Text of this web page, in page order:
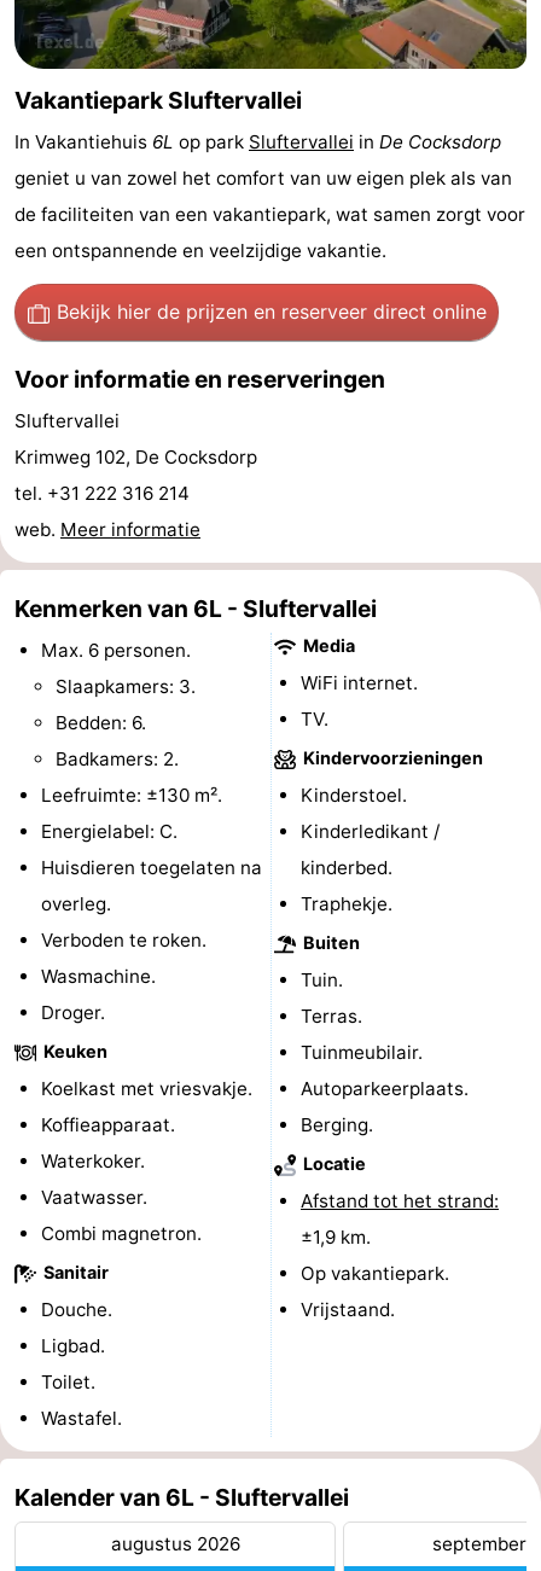
en
Zeezicht
Strandhuys
-
Strandplevier
Bed
(&
breakfasts)
Campings
Hotels
Vakantiehuizen
-
Eibernest
't
Hoogelandt
-
Beach
Park
Texel
-
Buytenveldt
-
De
-
Texel
Kustpark
Strandhuys
-
Villapark
Residentie
Villapark
Last
Zien
&
doen
Bezienswaardigheden
-
Musea
Monumenten
-
Kerken
-
Molens
-
Uitkijkpunten
Attracties
-
Rondvaarten
-
Boerderijen
Vakantiepark Sluftervallei
In Vakantiehuis 6L op park Sluftervallei in De Cocksdorp
geniet u van zowel het comfort van uw eigen plek als van
de faciliteiten van een vakantiepark, wat samen zorgt voor
een ontspannende en veelzijdige vakantie.
Bekijk hier de prijzen en reserveer direct online
Voor informatie en reserveringen
Sluftervallei
Krimweg 102, De Cocksdorp
tel. +31 222 316 214
web. Meer informatie
Kenmerken van 6L - Sluftervallei
Max. 6 personen.
Slaapkamers: 3.
Bedden: 6.
Badkamers: 2.
Leefruimte: ±130 m².
Energielabel: C.
Huisdieren toegelaten na
overleg.
Verboden te roken.
Wasmachine.
Droger.
Keuken
Koelkast met vriesvakje.
Koffieapparaat.
Waterkoker.
Vaatwasser.
Combi magnetron.
Sanitair
Douche.
Ligbad.
Toilet.
Wastafel.
Media
WiFi internet.
TV.
Kindervoorzieningen
Kinderstoel.
Kinderledikant /
kinderbed.
Traphekje.
Buiten
Tuin.
Terras.
Tuinmeubilair.
Autoparkeerplaats.
Berging.
Locatie
Afstand tot het strand:
±1,9 km.
Op vakantiepark.
Vrijstaand.
Kalender van 6L - Sluftervallei
augustus 2026 september